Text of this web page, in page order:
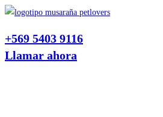
Ir
contenido
+569 5403 9116
Llamar ahora